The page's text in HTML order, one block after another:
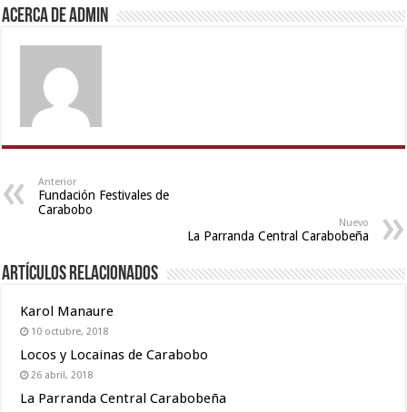
videos
com,
indian
dancing
girl
nude,
video
hindi
bf
video,
indian
by
boss
Acerca de admin
Anterior
Fundación Festivales de
Carabobo
Nuevo
La Parranda Central Carabobeña
Artículos relacionados
Karol Manaure
10 octubre, 2018
Locos y Locainas de Carabobo
26 abril, 2018
La Parranda Central Carabobeña